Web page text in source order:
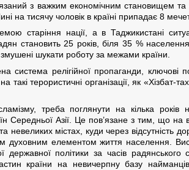
з важким економічним становищем
на тисячу чоловік в країні припадає 8
старіння нації, а в Таджикистані
становить 25 років, біля 35 %
змушені шукати роботу за межами країни.
система релігійної пропаганди, ключові
такі терористичні організації, як «Хізбат-
треба поглянути на кілька
Середньої Азії. Це пов’язане з тим, що на
містах, куди через відсутність
елементом життя населення.
державної політики за часів
країни на невичерпну базу